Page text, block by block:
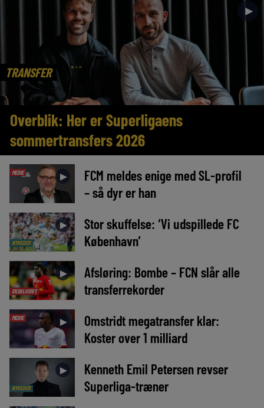
TRANSFER
►
Overblik: Her er Superligaens
sommertransfers 2026
MEDIE ►
FCM meldes enige med SL-profil
– så dyr er han
NYHEDER
►
Stor skuffelse: ‘Vi udspillede FC
København’
EKSKLUSIVT
►
Afsløring: Bombe – FCN slår alle
transferrekorder
MEDIE ►
Omstridt megatransfer klar:
Koster over 1 milliard
NYHEDER
►
Kenneth Emil Petersen revser
Superliga-træner